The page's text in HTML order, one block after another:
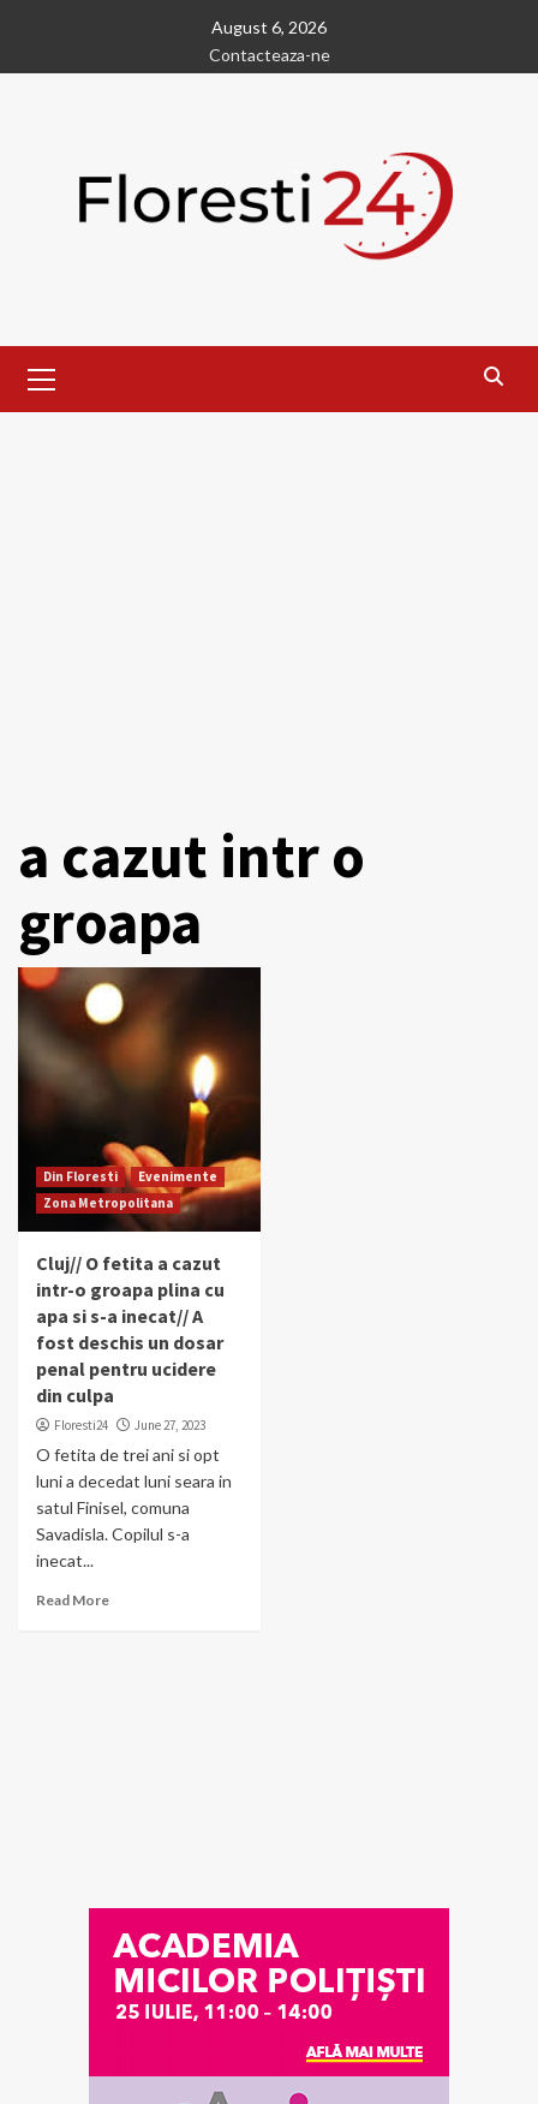
content
August 6, 2026
Contacteaza-ne
Menu
a cazut intr o
groapa
Din Floresti
Evenimente
Zona Metropolitana
Cluj// O fetita a cazut
intr-o groapa plina cu
apa si s-a inecat// A
fost deschis un dosar
penal pentru ucidere
din culpa
Floresti24 June 27, 2023
O fetita de trei ani si opt
luni a decedat luni seara in
satul Finisel, comuna
Savadisla. Copilul s-a
inecat...
Read More